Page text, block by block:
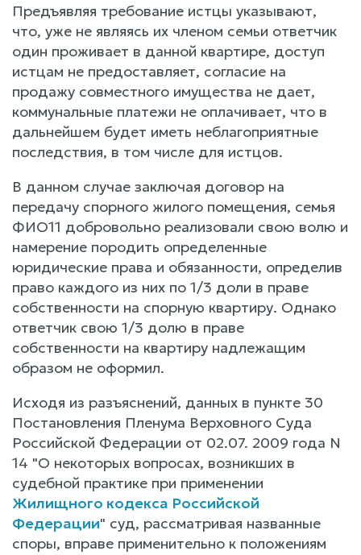
Предъявляя требование истцы указывают,
что, уже не являясь их членом семьи ответчик
один проживает в данной квартире, доступ
истцам не предоставляет, согласие на
продажу совместного имущества не дает,
коммунальные платежи не оплачивает, что в
дальнейшем будет иметь неблагоприятные
последствия, в том числе для истцов.
В данном случае заключая договор на
передачу спорного жилого помещения, семья
ФИО11 добровольно реализовали свою волю и
намерение породить определенные
юридические права и обязанности, определив
право каждого из них по 1/3 доли в праве
собственности на спорную квартиру. Однако
ответчик свою 1/3 долю в праве
собственности на квартиру надлежащим
образом не оформил.
Исходя из разъяснений, данных в пункте 30
Постановления Пленума Верховного Суда
Российской Федерации от 02.07. 2009 года N
14 "О некоторых вопросах, возникших в
судебной практике при применении
Жилищного кодекса Российской
Федерации" суд, рассматривая названные
споры, вправе применительно к положениям